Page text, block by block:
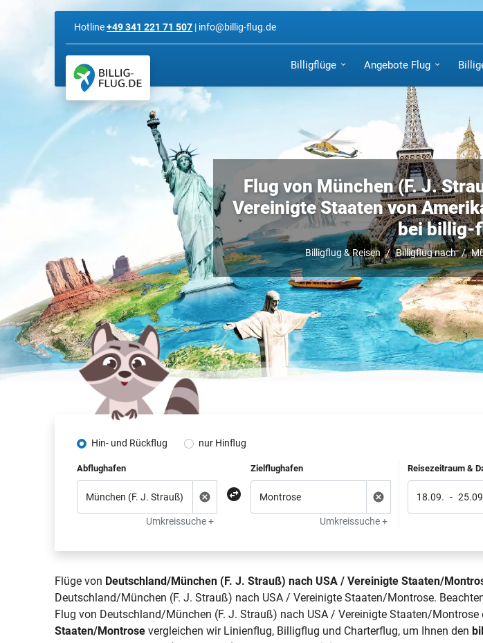
Hotline+49 341 221 71 507 | info@billig-flug.de
Billigflüge Angebote Flug
Flug von München (F. J.
Vereinigte Staaten von
bei billig-
Billigflug & Reisen Billigflug nach
Hin- und Rückflug nur Hinflug
Abflughafen
Umkreissuche +
Zielflughafen
Umkreissuche +
Reisezeitraum &
18.09. -
Flüge von Deutschland/München (F. J. Strauß) nach USA / Vereinigte Staaten/
Deutschland/München (F. J. Strauß) nach USA / Vereinigte Staaten/Montrose.
Flug von Deutschland/München (F. J. Strauß) nach USA / Vereinigte Staaten/Montrose
Staaten/Montrose vergleichen wir Linienflug, Billigflug und Charterflug, um Ihnen den